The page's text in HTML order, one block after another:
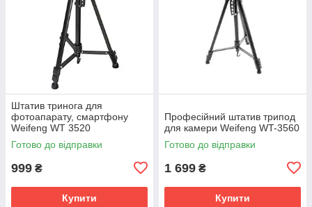
Штатив тринога для
фотоапарату, смартфону
Weifeng WT 3520
Готово до відправки
999 ₴
Купити
Професійний штатив трипод
для камери Weifeng WT-3560
Готово до відправки
1 699 ₴
Купити